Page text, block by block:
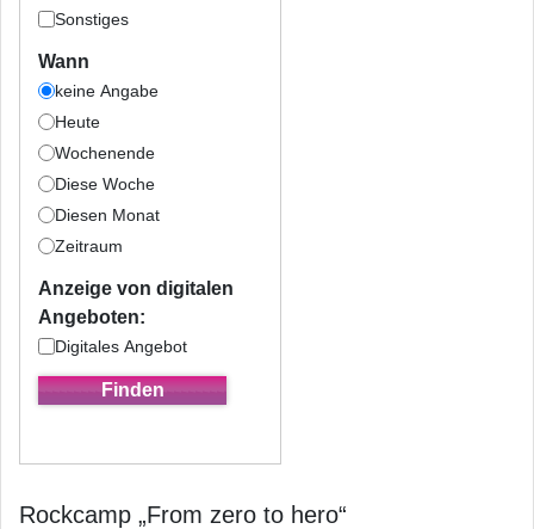
Sonstiges
Wann
keine Angabe
Heute
Wochenende
Diese Woche
Diesen Monat
Zeitraum
Anzeige von digitalen
Angeboten:
Digitales Angebot
Rockcamp „From zero to hero“